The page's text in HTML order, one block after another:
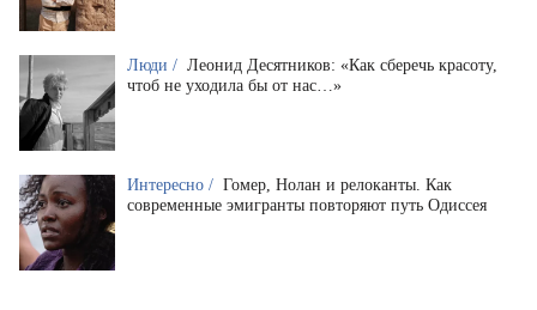
Люди / Леонид Десятников: «Как сберечь красоту,
чтоб не уходила бы от нас…»
Интересно / Гомер, Нолан и релоканты. Как
современные эмигранты повторяют путь Одиссея